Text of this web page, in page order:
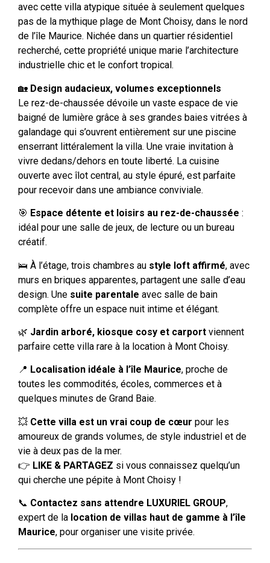
avec cette villa atypique située à seulement quelques
pas de la mythique plage de Mont Choisy, dans le nord
de l’île Maurice. Nichée dans un quartier résidentiel
recherché, cette propriété unique marie l’architecture
industrielle chic et le confort tropical.
🏡 Design audacieux, volumes exceptionnels
Le rez-de-chaussée dévoile un vaste espace de vie
baigné de lumière grâce à ses grandes baies vitrées à
galandage qui s’ouvrent entièrement sur une piscine
enserrant littéralement la villa. Une vraie invitation à
vivre dedans/dehors en toute liberté. La cuisine
ouverte avec îlot central, au style épuré, est parfaite
pour recevoir dans une ambiance conviviale.
🎯 Espace détente et loisirs au rez-de-chaussée :
idéal pour une salle de jeux, de lecture ou un bureau
créatif.
🛌 À l’étage, trois chambres au style loft affirmé, avec
murs en briques apparentes, partagent une salle d’eau
design. Une suite parentale avec salle de bain
complète offre un espace nuit intime et élégant.
🌿 Jardin arboré, kiosque cosy et carport viennent
parfaire cette villa rare à la location à Mont Choisy.
📍 Localisation idéale à l’île Maurice, proche de
toutes les commodités, écoles, commerces et à
quelques minutes de Grand Baie.
💥 Cette villa est un vrai coup de cœur pour les
amoureux de grands volumes, de style industriel et de
vie à deux pas de la mer.
👉 LIKE & PARTAGEZ si vous connaissez quelqu’un
qui cherche une pépite à Mont Choisy !
📞 Contactez sans attendre LUXURIEL GROUP,
expert de la location de villas haut de gamme à l’île
Maurice, pour organiser une visite privée.